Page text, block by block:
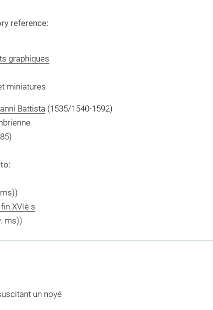
reference:
graphiques
miniatures
Battista (1535/1540-1592)
XVIè s
ms))
un noyé